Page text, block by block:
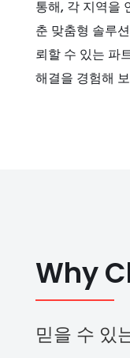
통해, 각 지역을
춘 맞춤형 솔루
뢰할 수 있는 파
해결을 경험해
Why
믿을 수 있